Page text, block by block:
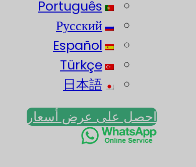
Português
Русский
Español
Türkçe
日本語
احصل على عرض أسعار